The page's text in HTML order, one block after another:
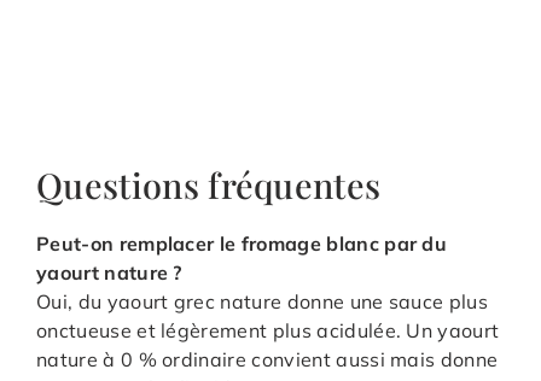
Questions fréquentes
Peut-on remplacer le fromage blanc par du
yaourt nature ?
Oui, du yaourt grec nature donne une sauce plus
onctueuse et légèrement plus acidulée. Un yaourt
nature à 0 % ordinaire convient aussi mais donne